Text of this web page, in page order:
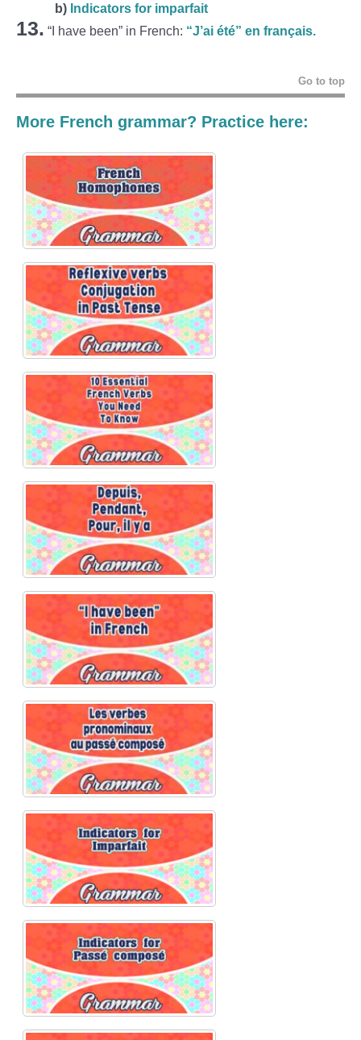
b) Indicators for imparfait
13. “I have been” in French: “J’ai été” en français.
Go to top
More French grammar? Practice here: